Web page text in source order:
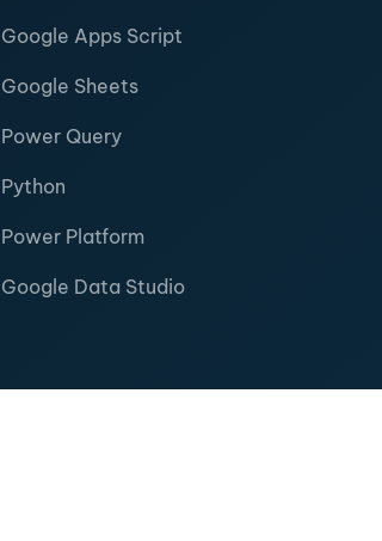
Google Apps Script
Google Sheets
Power Query
Python
Power Platform
Google Data Studio